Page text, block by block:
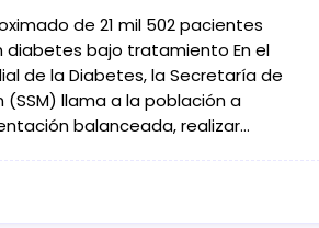
de 21 mil 502 pacientes
diabetes bajo tratamiento En el
de la Diabetes, la Secretaría de
(SSM) llama a la población a
balanceada, realizar…